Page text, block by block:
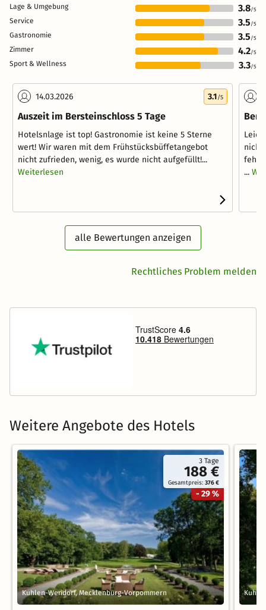
Lage & Umgebung 3.8/5
Service 3.5 /5
Gastronomie 3.5 /5
Zimmer 4.2/5
Sport & Wellness 3.3/5
14.03.2026 3.1/5
Auszeit im Bersteinschloss 5 Tage
Hotelsnlage ist top! Gastronomie ist keine 5 Sterne
wert! Wir waren mit dem Frühstücksbüffetangebot
nicht zufrieden, wenig, es wurde nicht aufgefüllt!...
Weiterlesen
nicht
...
alle Bewertungen anzeigen
Rechtliches Problem melden
Weitere Angebote des Hotels
3 Tage
188 €
Gesamtpreis:376 €
- 29 %
Kuhlen-Wendorf, Mecklenburg-Vorpommern